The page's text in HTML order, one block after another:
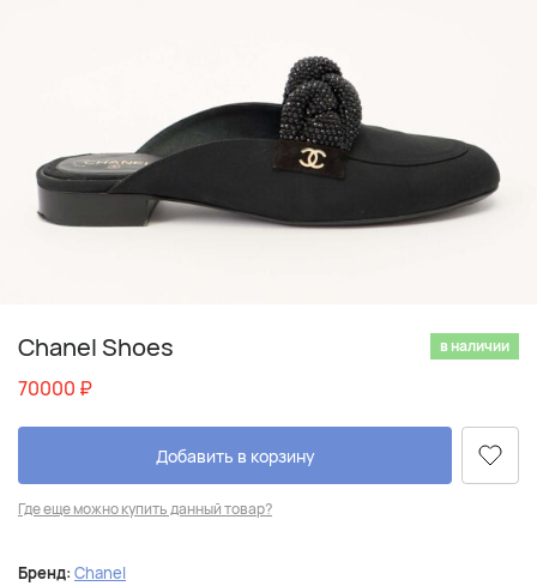
Chanel Shoes в наличии
70000 ₽
Добавить в корзину
Где еще можно купить данный товар?
Бренд: Chanel